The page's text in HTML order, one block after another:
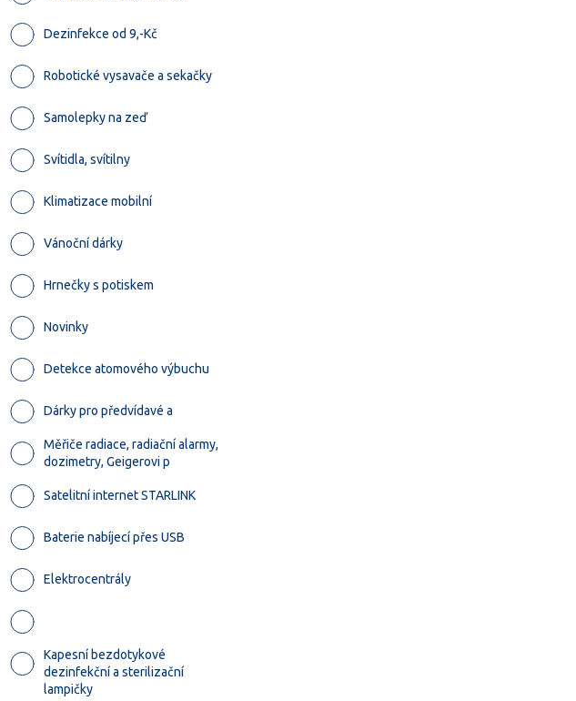
Dezinfekce od 9,-Kč
Robotické vysavače a sekačky
Samolepky na zeď
Svítidla, svítilny
Klimatizace mobilní
Vánoční dárky
Hrnečky s potiskem
Novinky
Detekce atomového výbuchu
Dárky pro předvídavé a
Měřiče radiace, radiační alarmy,
dozimetry, Geigerovi p
Satelitní internet STARLINK
Baterie nabíjecí přes USB
Elektrocentrály
Kapesní bezdotykové
dezinfekční a sterilizační
lampičky